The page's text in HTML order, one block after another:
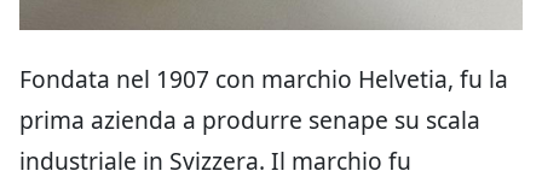
Fondata nel 1907 con marchio Helvetia, fu la
prima azienda a produrre senape su scala
industriale in Svizzera. Il marchio fu